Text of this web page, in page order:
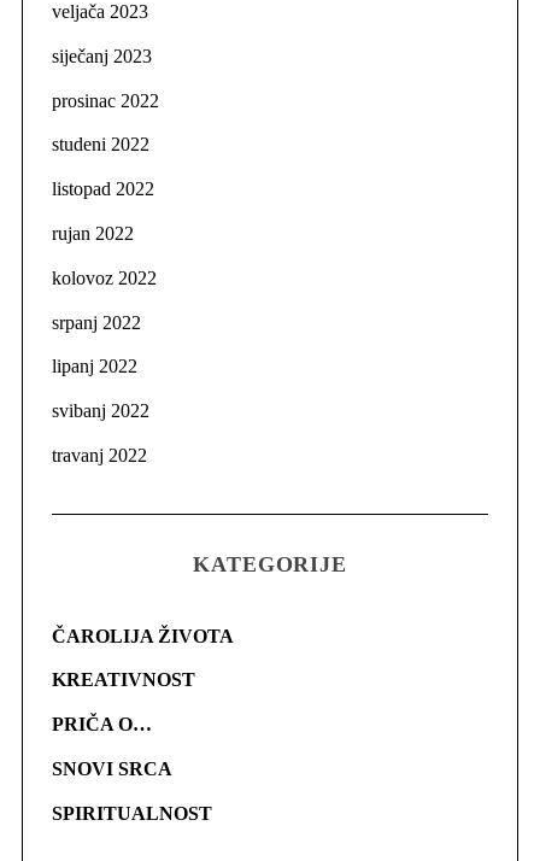
veljača 2023
siječanj 2023
prosinac 2022
studeni 2022
listopad 2022
rujan 2022
kolovoz 2022
srpanj 2022
lipanj 2022
svibanj 2022
travanj 2022
KATEGORIJE
ČAROLIJA ŽIVOTA
KREATIVNOST
PRIČA O…
SNOVI SRCA
SPIRITUALNOST